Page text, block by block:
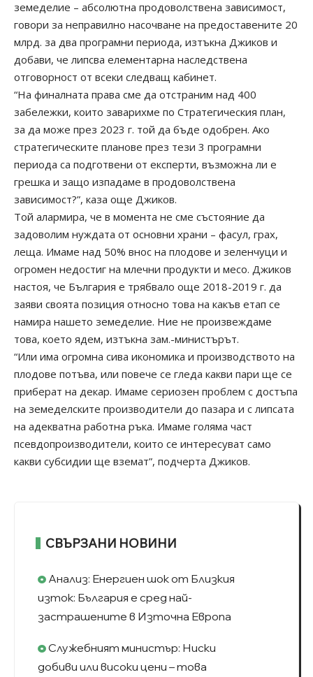
земеделие – абсолютна продоволствена зависимост,
говори за неправилно насочване на предоставените 20
млрд. за два програмни периода, изтъкна Джиков и
добави, че липсва елементарна наследствена
отговорност от всеки следващ кабинет.
“На финалната права сме да отстраним над 400
забележки, които заварихме по Стратегическия план,
за да може през 2023 г. той да бъде одобрен. Ако
стратегическите планове през тези 3 програмни
периода са подготвени от експерти, възможна ли е
грешка и защо изпадаме в продоволствена
зависимост?”, каза още Джиков.
Той алармира, че в момента не сме състояние да
задоволим нуждата от основни храни – фасул, грах,
леща. Имаме над 50% внос на плодове и зеленчуци и
огромен недостиг на млечни продукти и месо. Джиков
настоя, че България е трябвало още 2018-2019 г. да
заяви своята позиция относно това на какъв етап се
намира нашето земеделие. Ние не произвеждаме
това, което ядем, изтъкна зам.-министърът.
“Или има огромна сива икономика и производството на
плодове потъва, или повече се гледа какви пари ще се
приберат на декар. Имаме сериозен проблем с достъпа
на земеделските производители до пазара и с липсата
на адекватна работна ръка. Имаме голяма част
псевдопроизводители, които се интересуват само
какви субсидии ще вземат”, подчерта Джиков.
СВЪРЗАНИ НОВИНИ
Анализ: Енергиен шок от Близкия
изток: България е сред най-
застрашените в Източна Европа
Служебният министър: Ниски
добиви или високи цени – това